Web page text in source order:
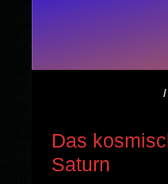
/
Das
Saturn